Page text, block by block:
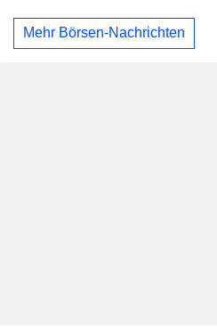
Mehr Börsen-Nachrichten